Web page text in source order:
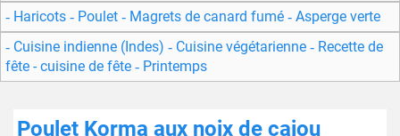
Haricots
Poulet Magrets de canard fumé
Asperge verte
Cuisine indienne (Indes)
Cuisine végétarienne
Recette de
fête - cuisine de fête
Printemps
Poulet Korma aux noix de cajou